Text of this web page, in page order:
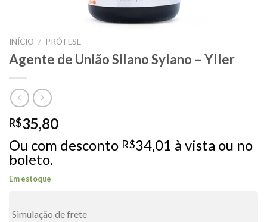
INÍCIO / PRÓTESE
Agente de União Silano Sylano – Yller
R$35,80
Ou com desconto R$34,01 à vista ou no
boleto.
Em estoque
Simulação de frete